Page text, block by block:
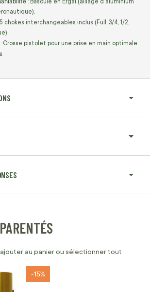
: Bascule en Ergal (alliage d'aluminium
chokes interchangeables inclus (Full, 3/4, 1/2,
: Crosse pistolet pour une prise en main optimale.
au panier ou sélectionner tout
-15%